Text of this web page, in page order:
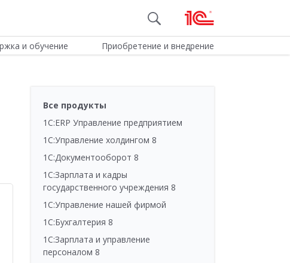
и обучение Приобретение и внедрение
Все продукты
1С:ERP Управление предприятием
1С:Управление холдингом 8
1С:Документооборот 8
1С:Зарплата и кадры
государственного учреждения 8
1С:Управление нашей фирмой
1С:Бухгалтерия 8
1С:Зарплата и управление
персоналом 8